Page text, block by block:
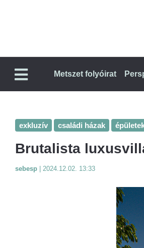
Metszet folyóirat
exkluzív családi házak
Brutalista
sebesp 2024.12.02. 13:33